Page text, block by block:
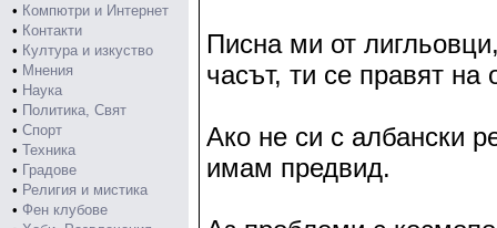
• Компютри и Интернет
• Контакти
• Култура и изкуство
• Мнения
• Наука
• Политика, Свят
• Спорт
• Техника
• Градове
• Религия и мистика
• Фен клубове
Писна ми от
часът, ти се правят
Ако не си с албански
имам предвид.